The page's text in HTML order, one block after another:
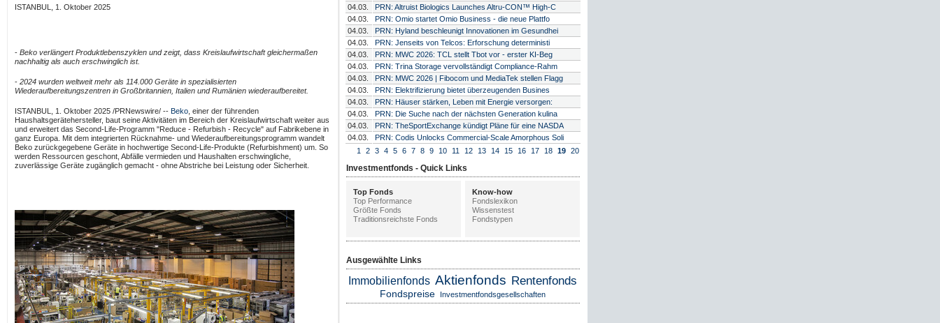
ISTANBUL, 1. Oktober 2025
- Beko verlängert Produktlebenszyklen und zeigt, dass Kreislaufwirtschaft gleichermaßen
nachhaltig als auch erschwinglich ist.
- 2024 wurden weltweit mehr als 114.000 Geräte in spezialisierten
Wiederaufbereitungszentren in Großbritannien, Italien und Rumänien wiederaufbereitet.
ISTANBUL 1. Oktober 2025 /PRNewswire/ -- Beko , einer der führenden
Haushaltsgerätehersteller, baut seine Aktivitäten im Bereich der Kreislaufwirtschaft weiter aus
und erweitert das Second-Life-Programm "Reduce - Refurbish - Recycle" auf Fabrikebene in
ganz Europa. Mit dem integrierten Rücknahme- und Wiederaufbereitungsprogramm wandelt
Beko zurückgegebene Geräte in hochwertige Second-Life-Produkte (Refurbishment) um. So
werden Ressourcen geschont, Abfälle vermieden und Haushalten erschwingliche,
zuverlässige Geräte zugänglich gemacht - ohne Abstriche bei Leistung oder Sicherheit.
04.03.
PRN: Altruist Biologics Launches Altru-CON™ High-C
04.03.
PRN: Omio startet Omio Business - die neue Plattfo
04.03.
PRN: Hyland beschleunigt Innovationen im Gesundhei
04.03.
PRN: Jenseits von Telcos: Erforschung deterministi
04.03.
PRN: MWC 2026: TCL stellt Tbot vor - erster KI-Beg
04.03.
PRN: Trina Storage vervollständigt Compliance-Rahm
04.03.
PRN: MWC 2026 | Fibocom und MediaTek stellen Flagg
04.03.
PRN: Elektrifizierung bietet überzeugenden Busines
04.03.
PRN: Häuser stärken, Leben mit Energie versorgen:
04.03.
PRN: Die Suche nach der nächsten Generation kulina
04.03.
PRN: TheSportExchange kündigt Pläne für eine NASDA
04.03.
PRN: Codis Unlocks Commercial-Scale Amorphous Soli
1
2 3 4 5 6 7 8 9 10 11 12 13 14 15 16 17 18 19 20
Investmentfonds - Quick Links
Top Fonds
Top Performance
Größte Fonds
Traditionsreichste Fonds
Know-how
Fondslexikon
Wissenstest
Fondstypen
Ausgewählte Links
Immobilienfonds Aktienfonds Rentenfonds
Fondspreise Investmentfondsgesellschaften